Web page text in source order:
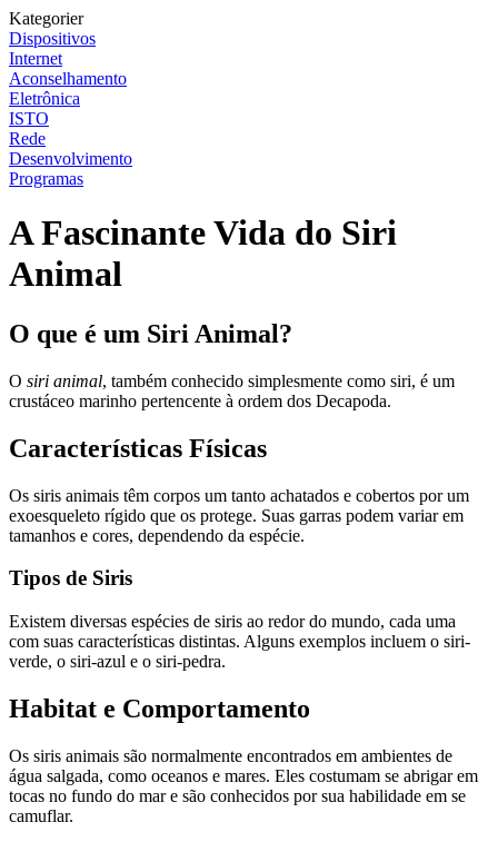
Kategorier
Dispositivos
Internet
Aconselhamento
Eletrônica
ISTO
Rede
Desenvolvimento
Programas
A Fascinante Vida do Siri
Animal
O que é um Siri Animal?
O siri animal, também conhecido simplesmente como siri, é um
crustáceo marinho pertencente à ordem dos Decapoda.
Características Físicas
Os siris animais têm corpos um tanto achatados e cobertos por um
exoesqueleto rígido que os protege. Suas garras podem variar em
tamanhos e cores, dependendo da espécie.
Tipos de Siris
Existem diversas espécies de siris ao redor do mundo, cada uma
com suas características distintas. Alguns exemplos incluem o siri-
verde, o siri-azul e o siri-pedra.
Habitat e Comportamento
Os siris animais são normalmente encontrados em ambientes de
água salgada, como oceanos e mares. Eles costumam se abrigar em
tocas no fundo do mar e são conhecidos por sua habilidade em se
camuflar.